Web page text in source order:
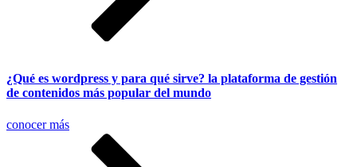
¿Qué es wordpress y para qué sirve? la plataforma de gestión
de contenidos más popular del mundo
conocer más